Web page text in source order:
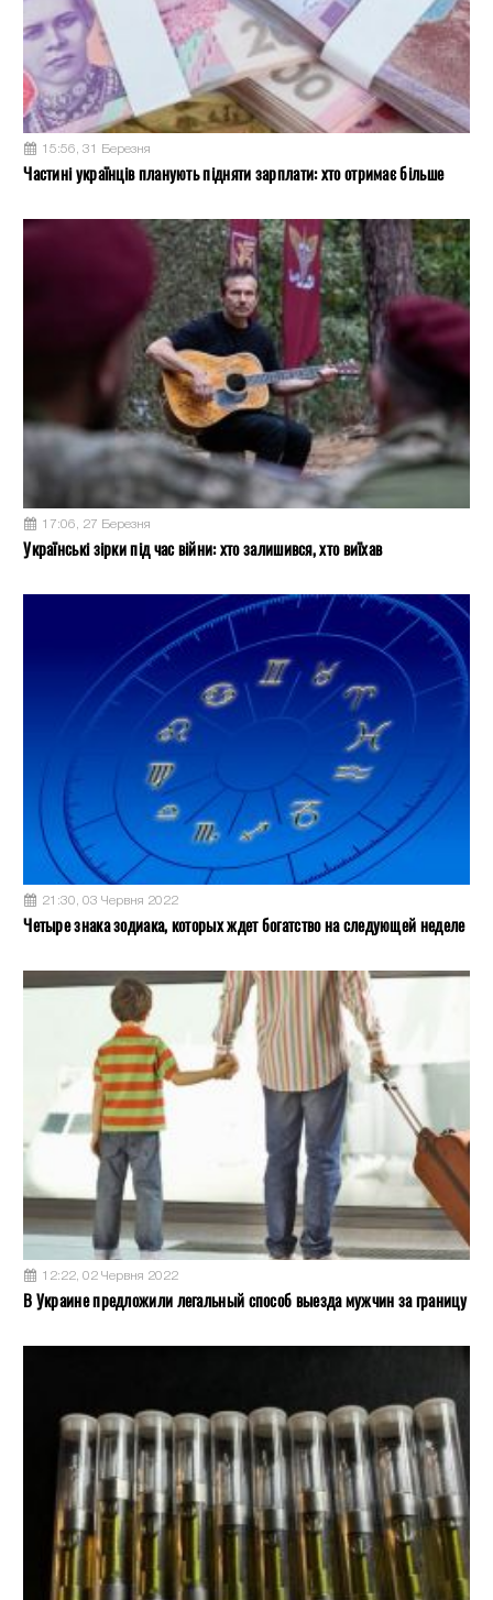
15:56, 31 Березня
Частині українців планують підняти зарплати: хто отримає більше
17:06, 27 Березня
Українські зірки під час війни: хто залишився, хто виїхав
21:30, 03 Червня 2022
Четыре знака зодиака, которых ждет богатство на следующей неделе
12:22, 02 Червня 2022
В Украине предложили легальный способ выезда мужчин за границу